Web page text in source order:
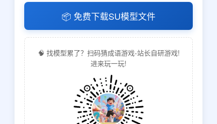
📦 免费下载SU模型文件
🧠 找模型累了？扫码猜成语游戏-站长自研游戏!
进来玩一玩!